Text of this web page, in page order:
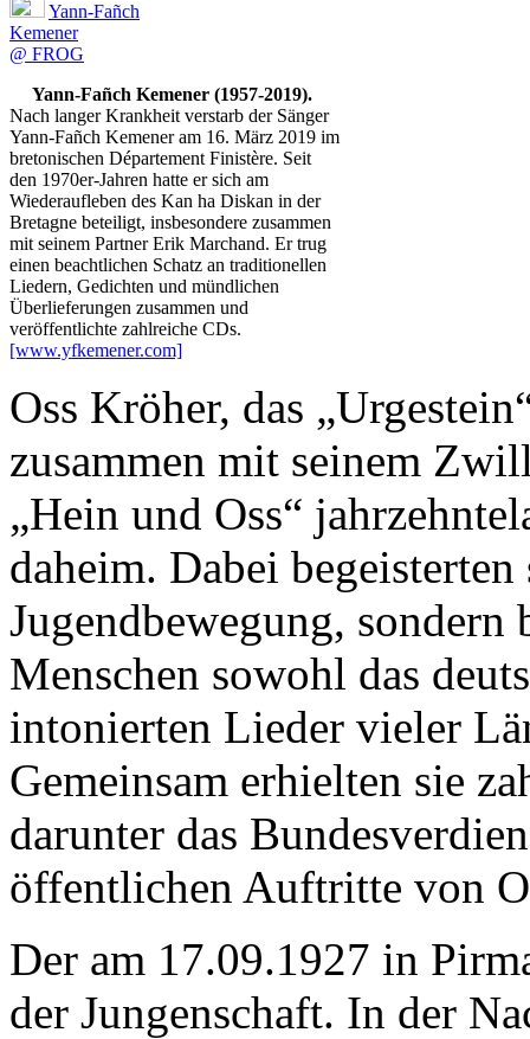
Yann-Fañch
Kemener
@ FROG
Yann-Fañch Kemener (1957-2019).
Nach langer Krankheit verstarb der Sänger
Yann-Fañch Kemener am 16. März 2019 im
bretonischen Département Finistère. Seit
den 1970er-Jahren hatte er sich am
Wiederaufleben des Kan ha Diskan in der
Bretagne beteiligt, insbesondere zusammen
mit seinem Partner Erik Marchand. Er trug
einen beachtlichen Schatz an traditionellen
Liedern, Gedichten und mündlichen
Überlieferungen zusammen und
veröffentlichte zahlreiche CDs.
[www.yfkemener.com]
Oss Kröher, das
zusammen mit seinem
„Hein und Oss“
daheim. Dabei
Jugendbewegung, sondern
Menschen sowohl das
intonierten Lieder vieler
Gemeinsam erhielten sie
darunter das
öffentlichen Auftritte von
Der am 17.09.1927 in
der Jungenschaft. In der